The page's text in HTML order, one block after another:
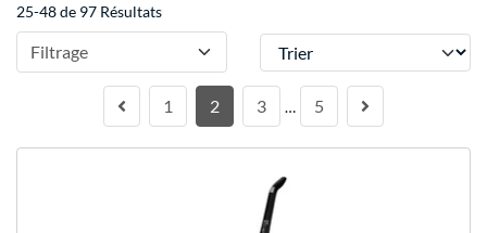
25-48 de 97 Résultats
Filtrage Trier
1 2 3 … 5